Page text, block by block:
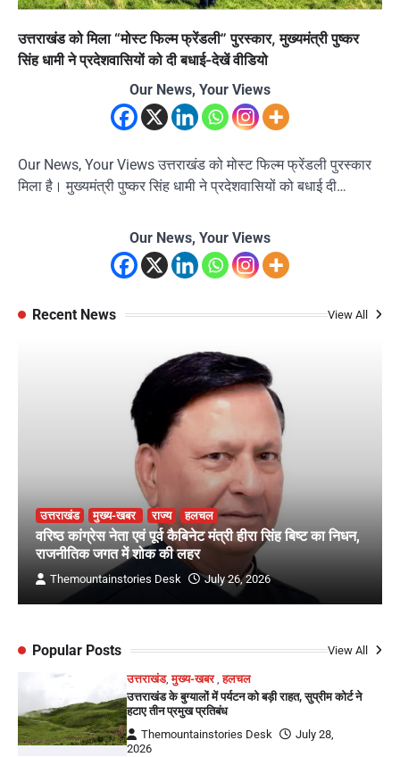
उत्तराखंड को मिला “मोस्ट फिल्म फ्रेंडली” पुरस्कार, मुख्यमंत्री पुष्कर
सिंह धामी ने प्रदेशवासियों को दी बधाई-देखें वीडियो
Our News, Your Views
Our News, Your Views उत्तराखंड को मोस्ट फिल्म फ्रेंडली पुरस्कार
मिला है। मुख्यमंत्री पुष्कर सिंह धामी ने प्रदेशवासियों को बधाई दी…
Our News, Your Views
Recent News View All
उत्तराखंड मुख्य-खबर राज्य हलचल
वरिष्ठ कांग्रेस नेता एवं पूर्व कैबिनेट मंत्री हीरा सिंह बिष्ट का निधन,
राजनीतिक जगत में शोक की लहर
Themountainstories Desk July 26, 2026
Popular Posts View All
उत्तराखंड,मुख्य-खबर,हलचल
उत्तराखंड के बुग्यालों में पर्यटन को बड़ी राहत, सुप्रीम कोर्ट ने
हटाए तीन प्रमुख प्रतिबंध
Themountainstories Desk
July 28,
2026